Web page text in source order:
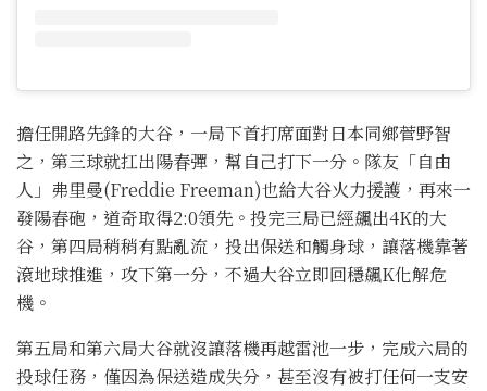
擔任開路先鋒的大谷，一局下首打席面對日本同鄉菅野智
之，第三球就扛出陽春彈，幫自己打下一分。隊友「自由
人」弗里曼(Freddie Freeman)也給大谷火力援護，再來一
發陽春砲，道奇取得2:0領先。投完三局已經飆出4K的大
谷，第四局稍稍有點亂流，投出保送和觸身球，讓落機靠著
滾地球推進，攻下第一分，不過大谷立即回穩飆K化解危
機。
第五局和第六局大谷就沒讓落機再越雷池一步，完成六局的
投球任務，僅因為保送造成失分，甚至沒有被打任何一支安